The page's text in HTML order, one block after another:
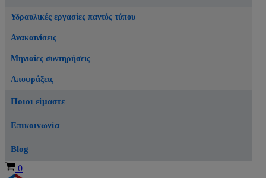
Υδραυλικές εργασίες παντός τύπου
Ανακαινίσεις
Μηνιαίες συντηρήσεις
Αποφράξεις
Ποιοι είμαστε
Επικοινωνία
Blog
Καλάθι
0